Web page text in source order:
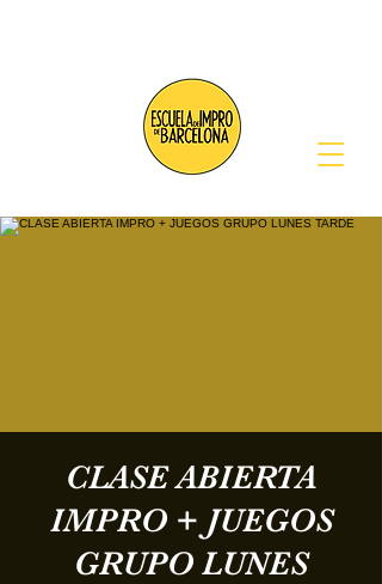
CLASE ABIERTA
IMPRO + JUEGOS
GRUPO LUNES